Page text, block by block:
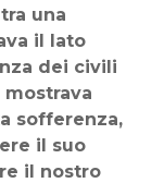
una
il lato
dei civili
sofferenza,
il suo
il nostro